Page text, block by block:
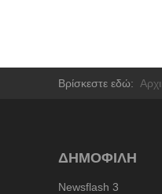
Βρίσκεστε εδώ:
ΔΗΜΟΦΙΛΗ
Newsflash 3